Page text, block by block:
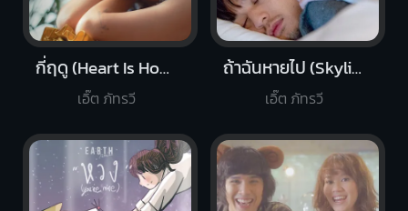
กี่ฤดู (Heart Is Home)
เอิ๊ต ภัทรวี
ถ้าฉันหายไป (Skyline)
เอิ๊ต ภัทรวี